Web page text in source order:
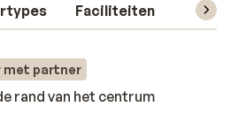
Faciliteiten
met partner
rand van het centrum